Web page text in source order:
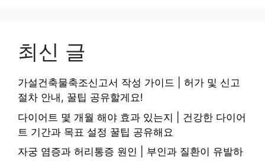
최신 글
가설건축물축조신고서 작성 가이드 | 허가 및 신고
절차 안내, 꿀팁 공유할게요!
다이어트 몇 개월 해야 효과 있는지 | 건강한 다이어
트 기간과 목표 설정 꿀팁 공유해요
자궁 염증과 허리통증 원인 | 부인과 질환이 유발하